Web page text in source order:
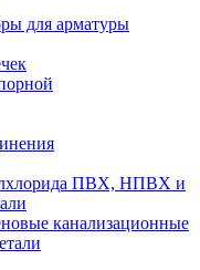
для арматуры
ПВХ, НПВХ и
канализационные